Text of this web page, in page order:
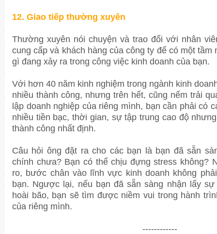
12. Giao tiếp thường xuyên
Thường xuyên nói chuyện và trao đổi với nhân
cung cấp và khách hàng của công ty để có một
gì đang xảy ra trong công việc kinh doanh của bạn.
Với hơn 40 năm kinh nghiệm trong ngành kinh
nhiều thành công, nhưng trên hết, cũng nếm trải
lập doanh nghiệp của riêng mình, bạn cần phải có
nhiều tiền bạc, thời gian, sự tập trung cao độ
thành công nhất định.
Câu hỏi ông đặt ra cho các bạn là bạn đã sẵn
chính chưa? Bạn có thể chịu đựng stress không?
ro, bước chân vào lĩnh vực kinh doanh không
bạn. Ngược lại, nếu bạn đã sẵn sàng nhận lấy
hoài bão, bạn sẽ tìm được niềm vui trong hành
của riêng mình.
------------